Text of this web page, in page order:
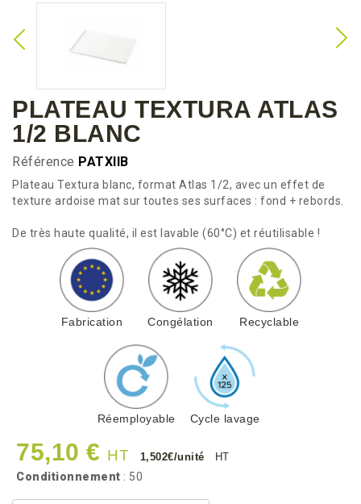
PLATEAU TEXTURA ATLAS
1/2 BLANC
Référence PATXIIB
Plateau Textura blanc, format Atlas 1/2, avec un effet de
texture ardoise mat sur toutes ses surfaces : fond + rebords.
De très haute qualité, il est lavable (60°C) et réutilisable !
Fabrication Congélation Recyclable
Réemployable Cycle lavage
75,10 € HT 1,502€/unité HT
Conditionnement : 50